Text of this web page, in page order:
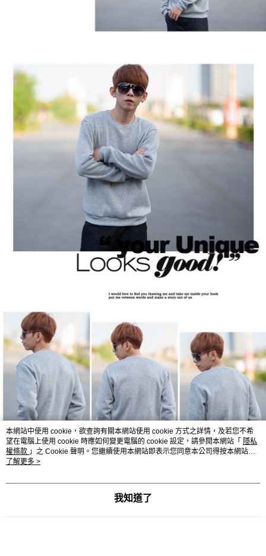
本網站中使用 cookie，欲查詢有關本網站使用 cookie 方式之詳情，及若您不希
望在電腦上使用 cookie 時應如何變更電腦的 cookie 設定，請參閱本網站「 隱私
權條款 」之 Cookie 聲明。您繼續使用本網站即表示您同意本公司得按本網站使
用條款之 Cookie 聲明使用 cookie。
了解更多 >
我知道了